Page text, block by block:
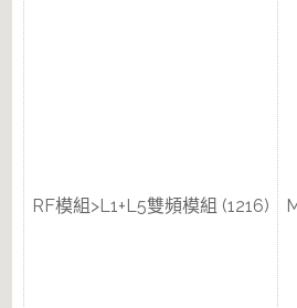
RF模組>L1+L5雙頻模組 (1216)